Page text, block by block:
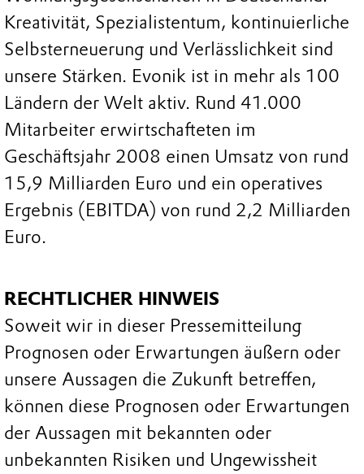
Kreativität, Spezialistentum, kontinuierliche
Selbsterneuerung und Verlässlichkeit sind
unsere Stärken. Evonik ist in mehr als 100
Ländern der Welt aktiv. Rund 41.000
Mitarbeiter erwirtschafteten im
Geschäftsjahr 2008 einen Umsatz von rund
15,9 Milliarden Euro und ein operatives
Ergebnis (EBITDA) von rund 2,2 Milliarden
Euro.
RECHTLICHER HINWEIS
Soweit wir in dieser Pressemitteilung
Prognosen oder Erwartungen äußern oder
unsere Aussagen die Zukunft betreffen,
können diese Prognosen oder Erwartungen
der Aussagen mit bekannten oder
unbekannten Risiken und Ungewissheit